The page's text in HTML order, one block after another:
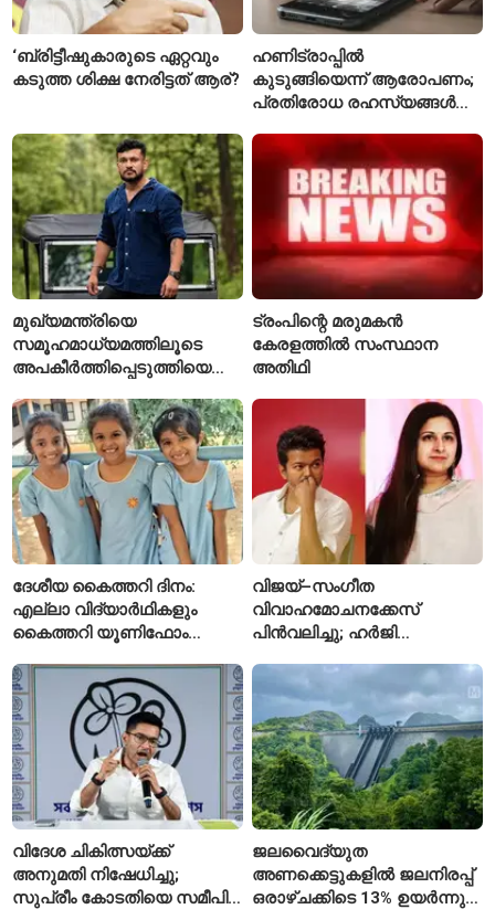
‘ബ്രിട്ടീഷുകാരുടെ ഏറ്റവും
കടുത്ത ശിക്ഷ നേരിട്ടത് ആര്?
ഹണിട്രാപ്പിൽ
കുടുങ്ങിയെന്ന് ആരോപണം;
പ്രതിരോധ രഹസ്യങ്ങൾ
വിങ് കമാൻഡർ അറസ്റ്റിൽ
മുഖ്യമന്ത്രിയെ
സമൂഹമാധ്യമത്തിലൂടെ
അപകീർത്തിപ്പെടുത്തിയെന്ന്
ആയങ്കിക്കെതിരെ പുതിയ
കേസ്
ട്രംപിന്റെ മരുമകൻ
കേരളത്തിൽ സംസ്ഥാന
അതിഥി
ദേശീയ കൈത്തറി ദിനം:
എല്ലാ വിദ്യാർഥികളും
കൈത്തറി യൂണിഫോം
സ്കൂൾ വേറിട്ട മാതൃക
വിജയ്–സംഗീത
വിവാഹമോചനക്കേസ്
പിൻവലിച്ചു; ഹർജി
അവസാനിപ്പിച്ച് കോടതി
വിദേശ ചികിത്സയ്ക്ക്
അനുമതി നിഷേധിച്ചു;
സുപ്രീം കോടതിയെ സമീപിച്ച്
ജലവൈദ്യുത
അണക്കെട്ടുകളിൽ ജലനിരപ്പ്
ഒരാഴ്ചക്കിടെ 13% ഉയർന്നു;